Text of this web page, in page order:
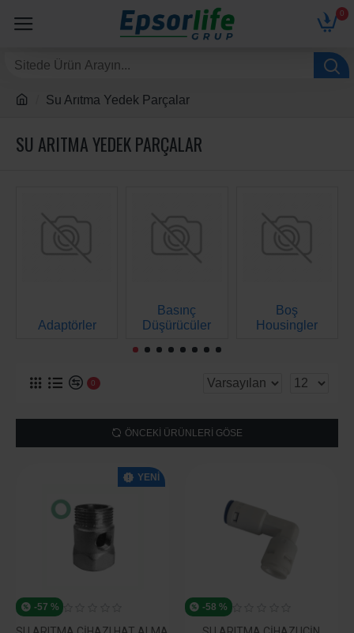
0
Su Arıtma Yedek Parçalar
SU ARITMA YEDEK PARÇALAR
Adaptörler
Basınç
Düşürücüler
Boş
Housingler
0
ÖNCEKI ÜRÜNLERI GÖSE
YENI
-57 % -58 %